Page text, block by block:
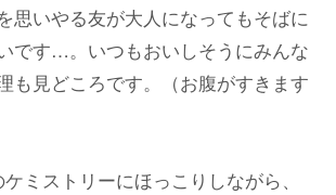
思いやる友が大人になってもそばに
です…。いつもおいしそうにみんな
も見どころです。（お腹がすきます
ミストリーにほっこりしながら、